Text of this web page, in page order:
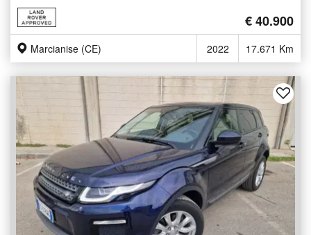
€ 40.900
Marcianise (CE) 2022 17.671 Km